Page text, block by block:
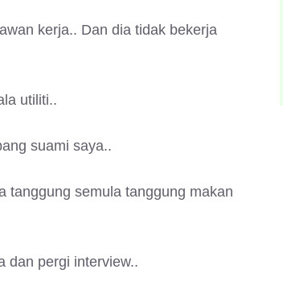
kerja.. Dan dia tidak bekerja
utiliti..
suami saya..
tanggung semula tanggung makan
dan pergi interview..